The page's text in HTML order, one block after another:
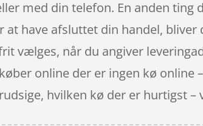
med din telefon. En anden
at have afsluttet din handel,
vælges, når du angiver
online der er ingen kø online
hvilken kø der er hurtigst